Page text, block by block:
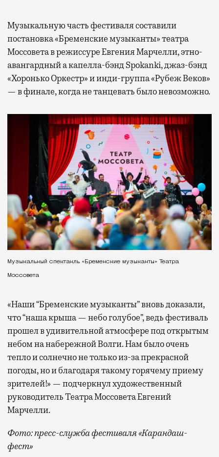
Музыкальную часть фестиваля составили
постановка «Бременские музыканты» театра
Моссовета в режиссуре Евгения Марчелли, этно-
авангардный а капелла-бэнд Spokanki, джаз-бэнд
«Хоронько Оркестр» и инди-группа «Рубеж Веков»
— в финале, когда не танцевать было невозможно.
Музыкальный спектакль «Бременские музыканты» Театра
Моссовета
«Наши “Бременские музыканты” вновь доказали,
что “наша крыша — небо голубое”, ведь фестиваль
прошел в удивительной атмосфере под открытым
небом на набережной Волги. Нам было очень
тепло и солнечно не только из-за прекрасной
погоды, но и благодаря такому горячему приему
зрителей!» — подчеркнул художественный
руководитель Театра Моссовета Евгений
Марчелли.
Фото: пресс-служба фестиваля «Карандаш-
фест»